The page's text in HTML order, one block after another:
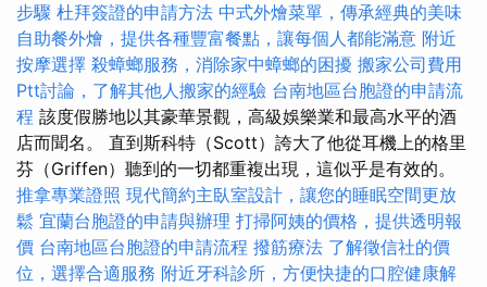
步驟 杜拜簽證的申請方法 中式外燴菜單，傳承經典的美味
自助餐外燴，提供各種豐富餐點，讓每個人都能滿意 附近
按摩選擇 殺蟑螂服務，消除家中蟑螂的困擾 搬家公司費用
Ptt討論，了解其他人搬家的經驗 台南地區台胞證的申請流
程 該度假勝地以其豪華景觀，高級娛樂業和最高水平的酒
店而聞名。 直到斯科特（Scott）誇大了他從耳機上的格里
芬（Griffen）聽到的一切都重複出現，這似乎是有效的。
推拿專業證照 現代簡約主臥室設計，讓您的睡眠空間更放
鬆 宜蘭台胞證的申請與辦理 打掃阿姨的價格，提供透明報
價 台南地區台胞證的申請流程 撥筋療法 了解徵信社的價
位，選擇合適服務 附近牙科診所，方便快捷的口腔健康解